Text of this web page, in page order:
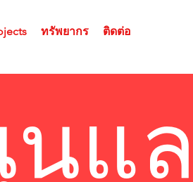
ทรัพยากร ติดต่อ
แ